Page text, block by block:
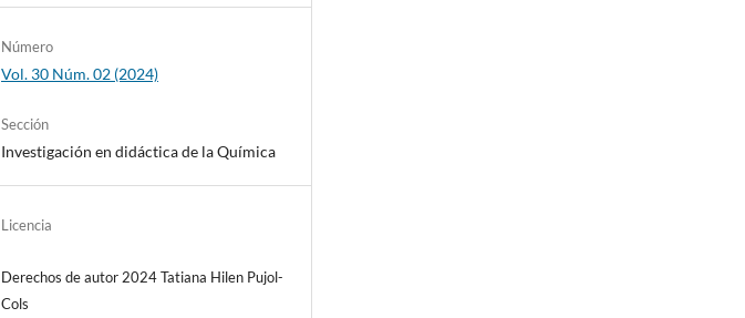
Número
Vol. 30 Núm. 02 (2024)
Sección
Investigación en didáctica de la Química
Licencia
Derechos de autor 2024 Tatiana Hilen Pujol-
Cols